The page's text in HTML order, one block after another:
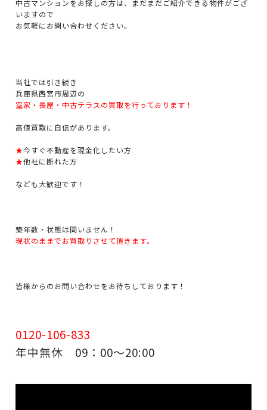
中古マンションをお探しの方は、まだまだご紹介できる物件がござ
いますので
お気軽にお問い合わせください。
当社では引き続き
兵庫県西宮市周辺の
空家・長屋・中古テラスの買取を行っております！
高値買取に自信があります。
★今すぐ不動産を現金化したい方
★他社に断れた方
なども大歓迎です！
築年数・状態は問いません！
現状のままでお買取りさせて頂きます。
皆様からのお問い合わせをお待ちしております！
0120-106-833
年中無休 09：00～20:00